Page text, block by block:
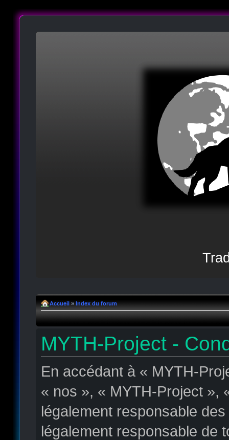
Accueil » Index du forum
MYTH-Project -
En accédant à « MYTH-
« nos », « MYTH-Project »,
légalement responsable
légalement responsable de